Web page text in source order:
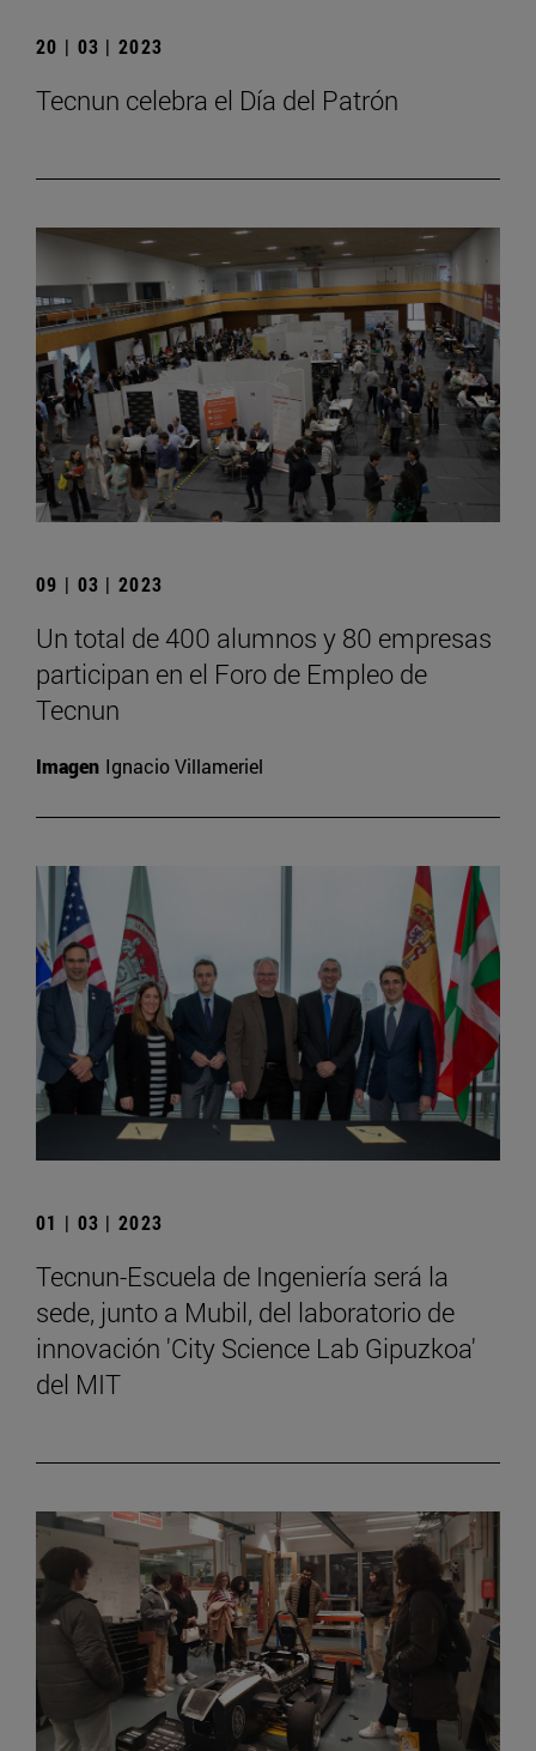
20 | 03 | 2023
Tecnun celebra el Día del Patrón
09 | 03 | 2023
Un total de 400 alumnos y 80 empresas
participan en el Foro de Empleo de
Tecnun
Imagen Ignacio Villameriel
01 | 03 | 2023
Tecnun-Escuela de Ingeniería será la
sede, junto a Mubil, del laboratorio de
innovación 'City Science Lab Gipuzkoa'
del MIT